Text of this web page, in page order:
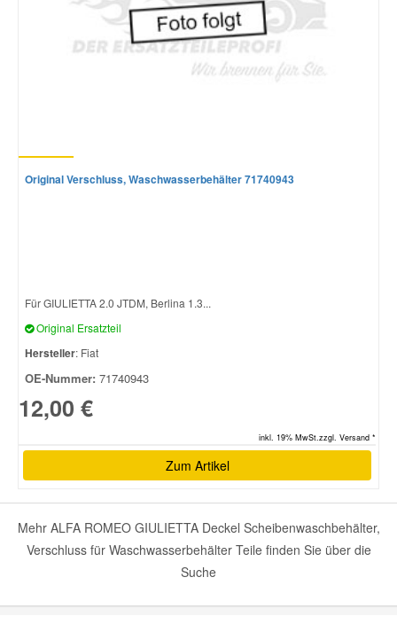
Original Verschluss, Waschwasserbehälter 71740943
Für GIULIETTA 2.0 JTDM, Berlina 1.3...
Original Ersatzteil
Hersteller: Fiat
OE-Nummer: 71740943
12,00 €
inkl. 19% MwSt.zzgl. Versand *
Zum Artikel
Mehr ALFA ROMEO GIULIETTA Deckel Scheibenwaschbehälter,
Verschluss für Waschwasserbehälter Teile finden Sie über die
Suche